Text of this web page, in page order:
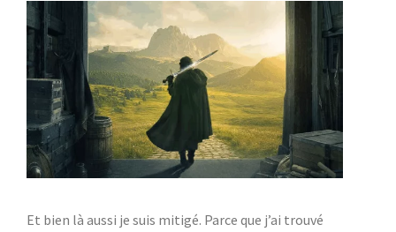
Et bien là aussi je suis mitigé. Parce que j’ai trouvé